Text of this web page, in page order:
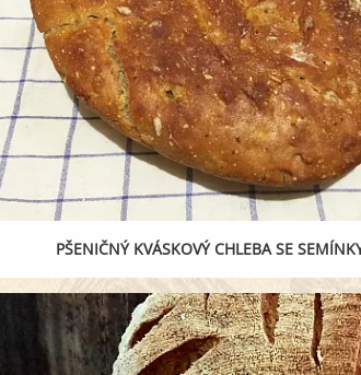
PŠENIČNÝ KVÁSKOVÝ CHLEBA SE